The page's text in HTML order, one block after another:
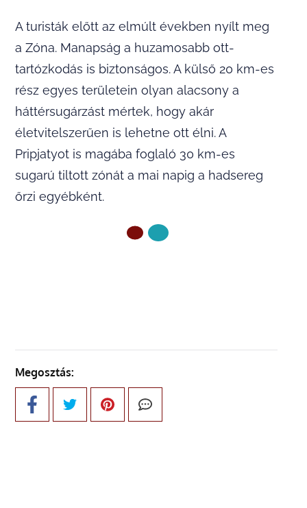
A turisták előtt az elmúlt években nyílt meg
a Zóna. Manapság a huzamosabb ott-
tartózkodás is biztonságos. A külső 20 km-es
rész egyes területein olyan alacsony a
háttérsugárzást mértek, hogy akár
életvitelszerűen is lehetne ott élni. A
Pripjatyot is magába foglaló 30 km-es
sugarú tiltott zónát a mai napig a hadsereg
őrzi egyébként.
Megosztás: